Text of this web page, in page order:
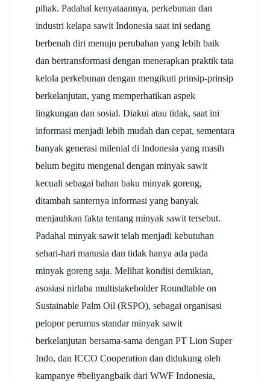
pihak. Padahal kenyataannya, perkebunan dan
industri kelapa sawit Indonesia saat ini sedang
berbenah diri menuju perubahan yang lebih baik
dan bertransformasi dengan menerapkan praktik tata
kelola perkebunan dengan mengikuti prinsip-prinsip
berkelanjutan, yang memperhatikan aspek
lingkungan dan sosial. Diakui atau tidak, saat ini
informasi menjadi lebih mudah dan cepat, sementara
banyak generasi milenial di Indonesia yang masih
belum begitu mengenal dengan minyak sawit
kecuali sebagai bahan baku minyak goreng,
ditambah santernya informasi yang banyak
menjauhkan fakta tentang minyak sawit tersebut.
Padahal minyak sawit telah menjadi kebutuhan
sehari-hari manusia dan tidak hanya ada pada
minyak goreng saja. Melihat kondisi demikian,
asosiasi nirlaba multistakeholder Roundtable on
Sustainable Palm Oil (RSPO), sebagai organisasi
pelopor perumus standar minyak sawit
berkelanjutan bersama-sama dengan PT Lion Super
Indo, dan ICCO Cooperation dan didukung oleh
kampanye #beliyangbaik dari WWF Indonesia,